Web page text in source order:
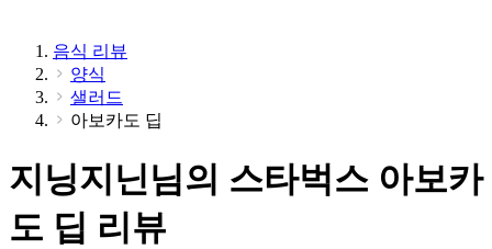
음식 리뷰
양식
샐러드
아보카도 딥
지닝지닌님의 스타벅스 아보카
도 딥 리뷰